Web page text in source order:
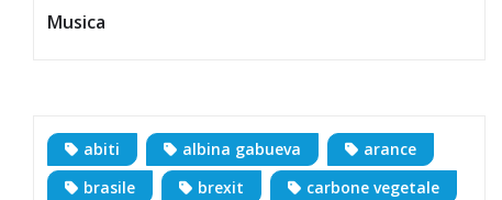
Musica
abiti albina gabueva
arance
brasile
brexit
carbone vegetale